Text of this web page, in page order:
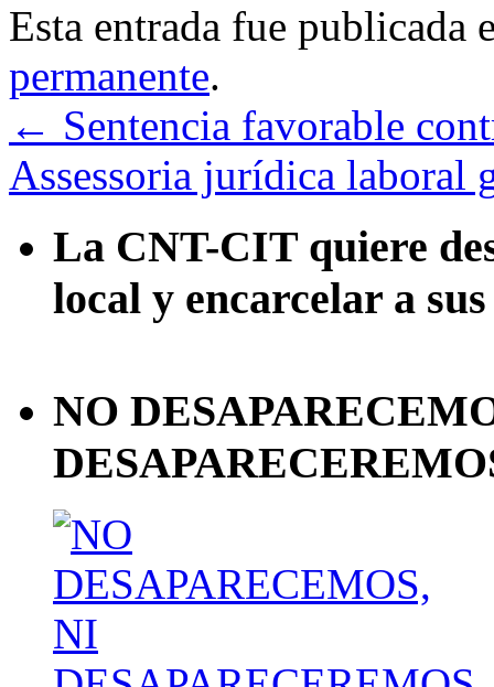
Esta entrada fue publicada
permanente.
← Sentencia favorable
Assessoria jurídica laboral
La CNT-CIT quiere
local y encarcelar a
NO